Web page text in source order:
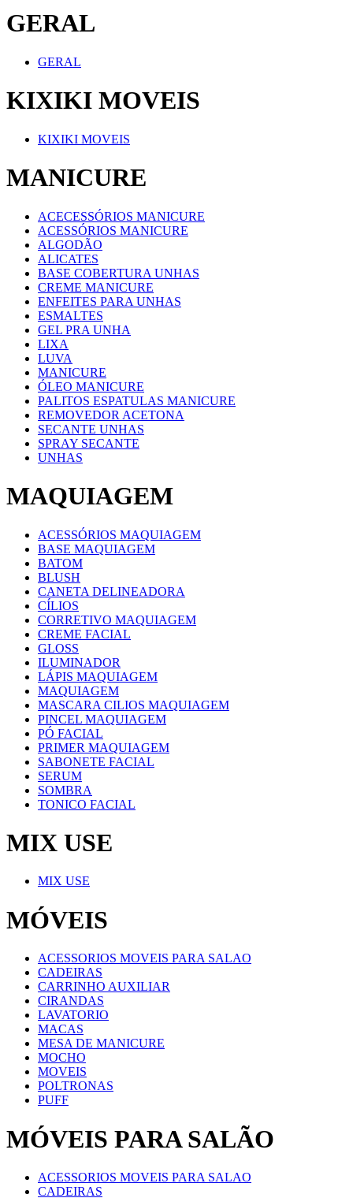
GERAL
GERAL
KIXIKI MOVEIS
KIXIKI MOVEIS
MANICURE
ACECESSÓRIOS MANICURE
ACESSÓRIOS MANICURE
ALGODÃO
ALICATES
BASE COBERTURA UNHAS
CREME MANICURE
ENFEITES PARA UNHAS
ESMALTES
GEL PRA UNHA
LIXA
LUVA
MANICURE
ÓLEO MANICURE
PALITOS ESPATULAS MANICURE
REMOVEDOR ACETONA
SECANTE UNHAS
SPRAY SECANTE
UNHAS
MAQUIAGEM
ACESSÓRIOS MAQUIAGEM
BASE MAQUIAGEM
BATOM
BLUSH
CANETA DELINEADORA
CÍLIOS
CORRETIVO MAQUIAGEM
CREME FACIAL
GLOSS
ILUMINADOR
LÁPIS MAQUIAGEM
MAQUIAGEM
MASCARA CILIOS MAQUIAGEM
PINCEL MAQUIAGEM
PÓ FACIAL
PRIMER MAQUIAGEM
SABONETE FACIAL
SERUM
SOMBRA
TONICO FACIAL
MIX USE
MIX USE
MÓVEIS
ACESSORIOS MOVEIS PARA SALAO
CADEIRAS
CARRINHO AUXILIAR
CIRANDAS
LAVATORIO
MACAS
MESA DE MANICURE
MOCHO
MOVEIS
POLTRONAS
PUFF
MÓVEIS PARA SALÃO
ACESSORIOS MOVEIS PARA SALAO
CADEIRAS